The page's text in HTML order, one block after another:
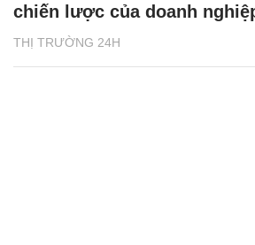
THỊ TRƯỜNG 24H
chiến lược của doanh